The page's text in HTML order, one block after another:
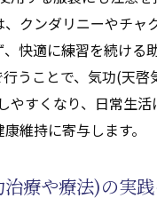
クンダリニーやチャ
快適に練習を続ける
うことで、気功(天啓
やすくなり、日常生活
維持に寄与します。
療や療法)の実